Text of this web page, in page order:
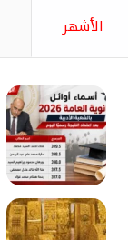
الأشهر